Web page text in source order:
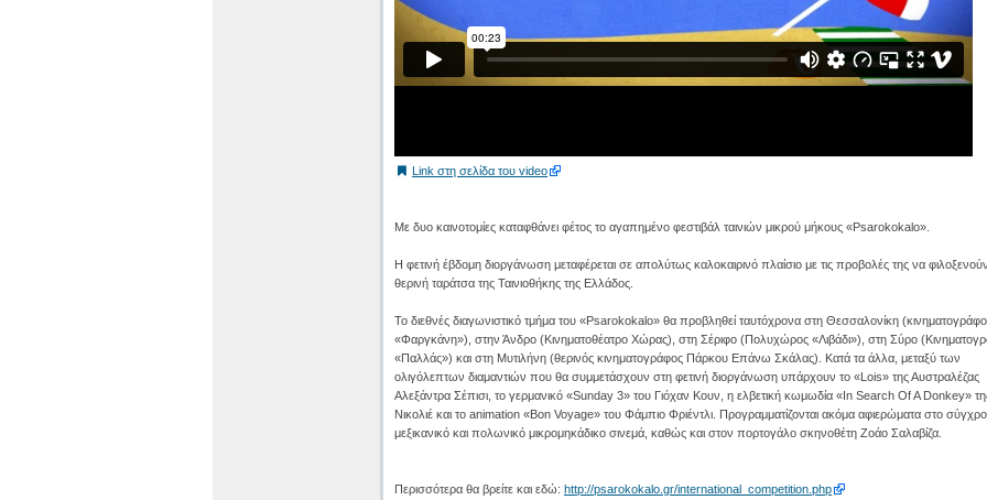
Link στη σελίδα του video
Με δυο καινοτομίες καταφθάνει φέτος το αγαπημένο φεστιβάλ ταινιών μικρού μήκους «Psarokokalo».
Η φετινή έβδομη διοργάνωση μεταφέρεται σε απολύτως καλοκαιρινό πλαίσιο με τις προβολές της να
θερινή ταράτσα της Ταινιοθήκης της Ελλάδος.
Το διεθνές διαγωνιστικό τμήμα του «Psarokokalo» θα προβληθεί ταυτόχρονα στη Θεσσαλονίκη
«Φαργκάνη»), στην Άνδρο (Κινηματοθέατρο Χώρας), στη Σέριφο (Πολυχώρος «Λιβάδι»), στη Σύρο
«Παλλάς») και στη Μυτιλήνη (θερινός κινηματογράφος Πάρκου Επάνω Σκάλας). Κατά τα άλλα, μεταξύ των
ολιγόλεπτων διαμαντιών που θα συμμετάσχουν στη φετινή διοργάνωση υπάρχουν το «Lois» της Αυστραλέζας
Αλεξάντρα Σέπισι, το γερμανικό «Sunday 3» του Γιόχαν Κουν, η ελβετική κωμωδία «In Search Of A Donkey»
Νικολιέ και το animation «Βon Voyage» του Φάμπιο Φριέντλι. Προγραμματίζονται ακόμα αφιερώματα στο
μεξικανικό και πολωνικό μικρομηκάδικο σινεμά, καθώς και στον πορτογάλο σκηνοθέτη Ζοάο Σαλαβίζα.
Περισσότερα θα βρείτε και εδώ: http://psarokokalo.gr/international_competition.php